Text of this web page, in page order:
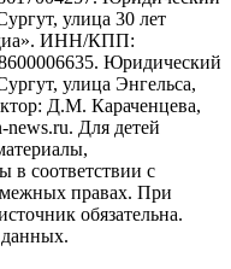
улица 30 лет
ИНН/КПП:
Юридический
улица Энгельса,
Д.М. Караченцева,
news.ru. Для детей
в соответствии с
правах. При
обязательна.